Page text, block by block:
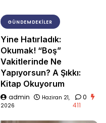
GÜNDEMDEKILER
Yine Hatırladık:
Okumak! “Boş”
Vakitlerinde Ne
Yapıyorsun? A Şıkkı:
Kitap Okuyorum
admin
Haziran 21,
2026
0
411